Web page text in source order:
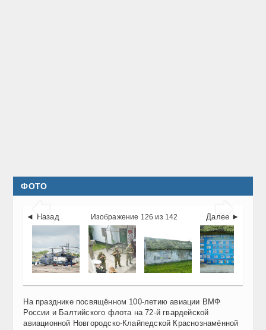
ФОТО
 
◄ Назад Далее ►
Изображение 126 из 142
На празднике посвящённом 100-летию авиации ВМФ
России и Балтийского флота на 72-й гвардейской
авиационной Новгородско-Клайпедской Краснознамённой